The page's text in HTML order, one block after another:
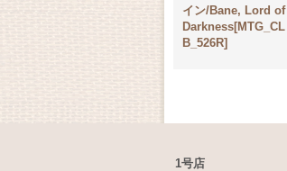
イン/Bane, Lord of
Darkness[MTG_CL
B_526R]
1号店